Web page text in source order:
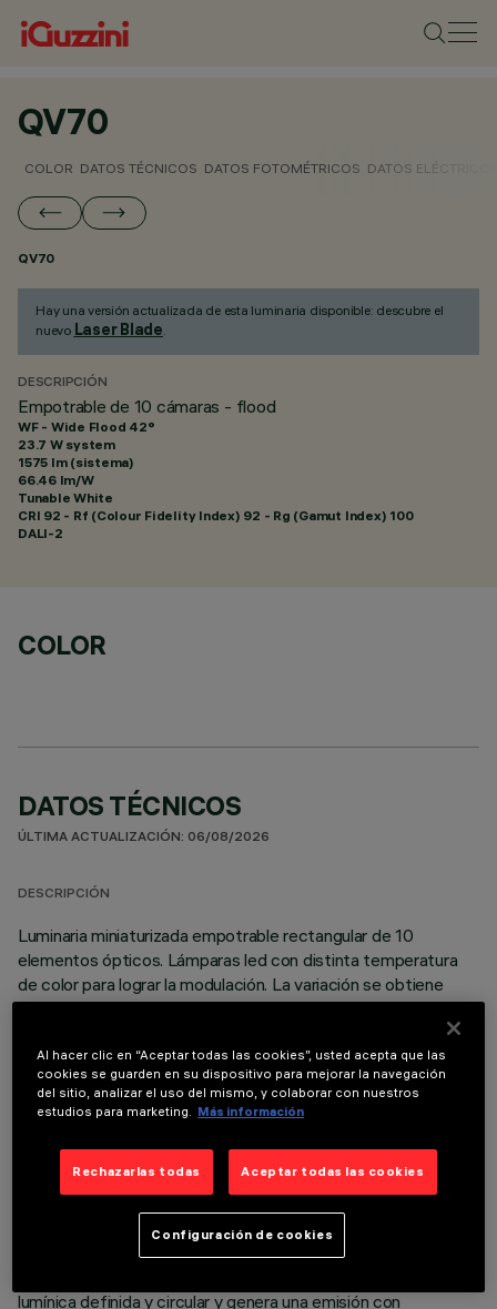
QV70
COLOR DATOS TÉCNICOS DATOS FOTOMÉTRICOS DATOS
QV70
Hay una versión actualizada de esta luminaria disponible: descubre el
nuevo Laser Blade.
DESCRIPCIÓN
Empotrable de 10 cámaras - flood
WF - Wide Flood 42°
23.7 W system
1575 lm (sistema)
66.46 lm/W
Tunable White
CRI 92 - Rf (Colour Fidelity Index) 92 - Rg (Gamut Index) 100
DALI-2
COLOR
DATOS TÉCNICOS
ÚLTIMA ACTUALIZACIÓN: 06/08/2026
DESCRIPCIÓN
Luminaria miniaturizada empotrable rectangular de 10
elementos ópticos. Lámparas led con distinta temperatura
de color para lograr la modulación. La variación se obtiene
mezclando la emisión de 10 leds 2700K y 10 leds 6500K de
elevado índice de reproducción cromática. Cada elemento
óptico contiene un LED warm y un LED cool, y gira
progresivamente 72° para cubrir un ángulo de 360° para 10
LED y obtener una mezcla perfecta en el suelo, incluso con
superficie radiante de aluminio fundido a presión, versión con
marco perimetral de tope. Ópticas de alta definición de
posición retrasada en el apantallamiento antideslumbramiento
negro. La composición de la estructura del sistema óptico
lumínica definida y circular y genera una emisión con
Al hacer clic en “Aceptar todas las cookies”, usted acepta que las
cookies se guarden en su dispositivo para mejorar la navegación
del sitio, analizar el uso del mismo, y colaborar con nuestros
estudios para marketing. Más información
Rechazarlas todas Aceptar todas las cookies
Configuración de cookies